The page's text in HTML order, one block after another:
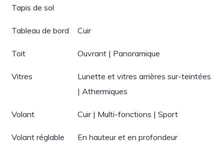
Tapis de sol
Tableau de bord Cuir
Toit Ouvrant | Panoramique
Vitres
Lunette et vitres arrières sur-teintées
| Athermiques
Volant Cuir | Multi-fonctions | Sport
Volant réglable En hauteur et en profondeur